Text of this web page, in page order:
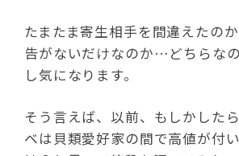
たまたま寄生相手を間違えたの
告がないだけなのか…どちらな
し気になります。
そう言えば、以前、もしかした
ベは貝類愛好家の間で高値が付